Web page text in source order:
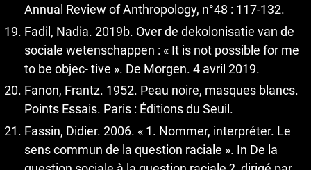
Annual Review of Anthropology, n°48 : 117-132.
Fadil, Nadia. 2019b. Over de dekolonisatie van de
sociale wetenschappen : « It is not possible for me
to be objec- tive ». De Morgen. 4 avril 2019.
Fanon, Frantz. 1952. Peau noire, masques blancs.
Points Essais. Paris : Éditions du Seuil.
Fassin, Didier. 2006. « 1. Nommer, interpréter. Le
sens commun de la question raciale ». In De la